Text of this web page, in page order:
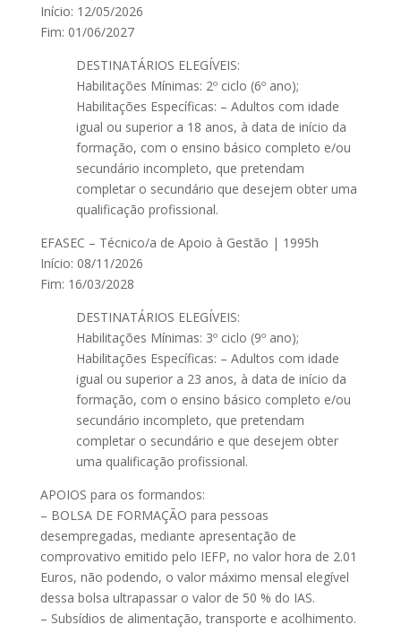
Início: 12/05/2026
Fim: 01/06/2027
DESTINATÁRIOS ELEGÍVEIS:
Habilitações Mínimas: 2º ciclo (6º ano);
Habilitações Específicas: – Adultos com idade
igual ou superior a 18 anos, à data de início da
formação, com o ensino básico completo e/ou
secundário incompleto, que pretendam
completar o secundário que desejem obter uma
qualificação profissional.
EFASEC – Técnico/a de Apoio à Gestão | 1995h
Início: 08/11/2026
Fim: 16/03/2028
DESTINATÁRIOS ELEGÍVEIS:
Habilitações Mínimas: 3º ciclo (9º ano);
Habilitações Específicas: – Adultos com idade
igual ou superior a 23 anos, à data de início da
formação, com o ensino básico completo e/ou
secundário incompleto, que pretendam
completar o secundário e que desejem obter
uma qualificação profissional.
APOIOS para os formandos:
– BOLSA DE FORMAÇÃO para pessoas
desempregadas, mediante apresentação de
comprovativo emitido pelo IEFP, no valor hora de 2.01
Euros, não podendo, o valor máximo mensal elegível
dessa bolsa ultrapassar o valor de 50 % do IAS.
– Subsídios de alimentação, transporte e acolhimento.